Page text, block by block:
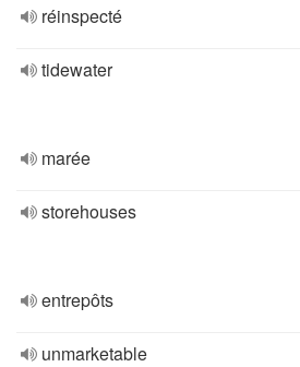
réinspecté
tidewater
marée
storehouses
entrepôts
unmarketable